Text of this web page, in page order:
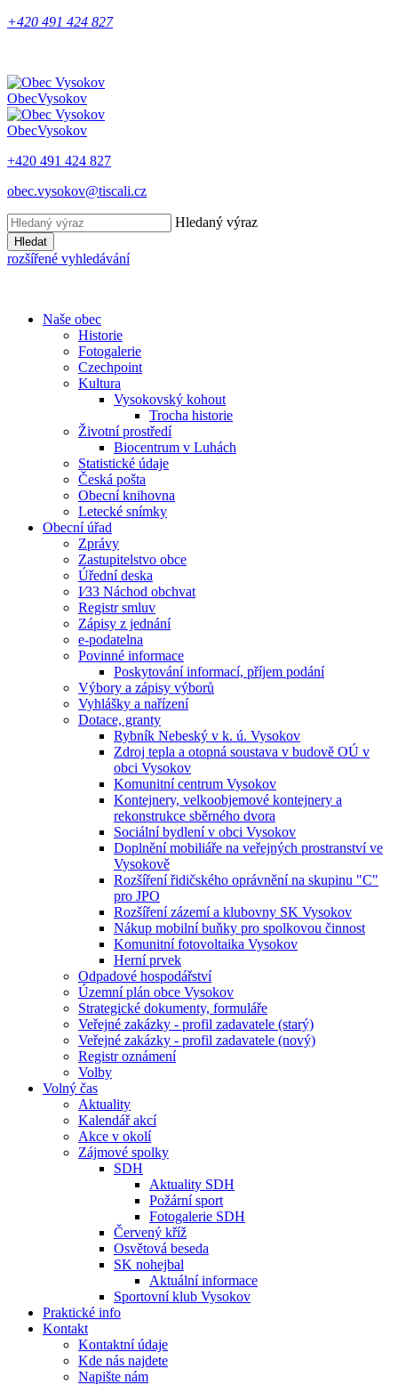
+420 491 424 827
ObecVysokov
ObecVysokov
+420 491 424 827
obec.vysokov@tiscali.cz
Hledaný výraz
Hledat
rozšířené vyhledávání
Naše obec
Historie
Fotogalerie
Czechpoint
Kultura
Vysokovský kohout
Trocha historie
Životní prostředí
Biocentrum v Luhách
Statistické údaje
Česká pošta
Obecní knihovna
Letecké snímky
Obecní úřad
Zprávy
Zastupitelstvo obce
Úřední deska
I⁄33 Náchod obchvat
Registr smluv
Zápisy z jednání
e-podatelna
Povinné informace
Poskytování informací, příjem podání
Výbory a zápisy výborů
Vyhlášky a nařízení
Dotace, granty
Rybník Nebeský v k. ú. Vysokov
Zdroj tepla a otopná soustava v budově OÚ v
obci Vysokov
Komunitní centrum Vysokov
Kontejnery, velkoobjemové kontejnery a
rekonstrukce sběrného dvora
Sociální bydlení v obci Vysokov
Doplnění mobiliáře na veřejných prostranství ve
Vysokově
Rozšíření řidičského oprávnění na skupinu "C"
pro JPO
Rozšíření zázemí a klubovny SK Vysokov
Nákup mobilní buňky pro spolkovou činnost
Komunitní fotovoltaika Vysokov
Herní prvek
Odpadové hospodářství
Územní plán obce Vysokov
Strategické dokumenty, formuláře
Veřejné zakázky - profil zadavatele (starý)
Veřejné zakázky - profil zadavatele (nový)
Registr oznámení
Volby
Volný čas
Aktuality
Kalendář akcí
Akce v okolí
Zájmové spolky
SDH
Aktuality SDH
Požární sport
Fotogalerie SDH
Červený kříž
Osvětová beseda
SK nohejbal
Aktuální informace
Sportovní klub Vysokov
Praktické info
Kontakt
Kontaktní údaje
Kde nás najdete
Napište nám